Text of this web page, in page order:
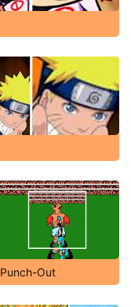
Punch-Out